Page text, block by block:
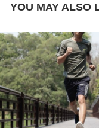
YOU MAY ALSO